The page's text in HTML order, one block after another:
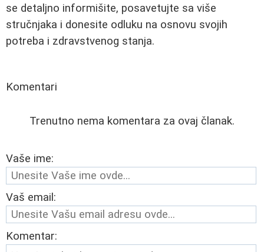
se detaljno informišite, posavetujte sa više
stručnjaka i donesite odluku na osnovu svojih
potreba i zdravstvenog stanja.
Komentari
Trenutno nema komentara za ovaj članak.
Vaše ime:
Vaš email:
Komentar: